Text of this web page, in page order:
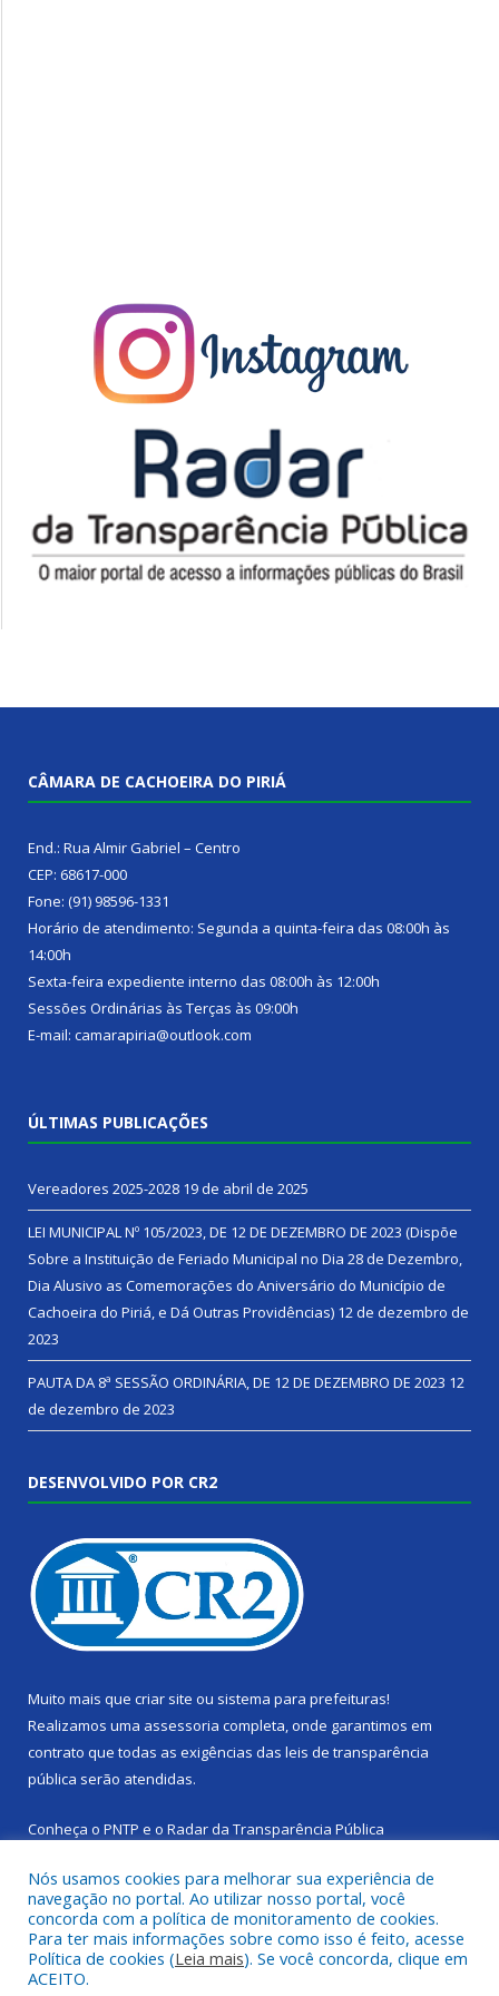
CÂMARA DE CACHOEIRA DO PIRIÁ
End.: Rua Almir Gabriel – Centro
CEP: 68617-000
Fone: (91) 98596-1331
Horário de atendimento: Segunda a quinta-feira das 08:00h às
14:00h
Sexta-feira expediente interno das 08:00h às 12:00h
Sessões Ordinárias às Terças às 09:00h
E-mail: camarapiria@outlook.com
ÚLTIMAS PUBLICAÇÕES
Vereadores 2025-2028 19 de abril de 2025
LEI MUNICIPAL Nº 105/2023, DE 12 DE DEZEMBRO DE 2023 (Dispõe
Sobre a Instituição de Feriado Municipal no Dia 28 de Dezembro,
Dia Alusivo as Comemorações do Aniversário do Município de
Cachoeira do Piriá, e Dá Outras Providências) 12 de dezembro de
2023
PAUTA DA 8ª SESSÃO ORDINÁRIA, DE 12 DE DEZEMBRO DE 2023 12
de dezembro de 2023
DESENVOLVIDO POR CR2
Muito mais que criar site ou sistema para prefeituras!
Realizamos uma assessoria completa, onde garantimos em
contrato que todas as exigências das leis de transparência
pública serão atendidas.
Conheça o PNTP e o Radar da Transparência Pública
Todos os direitos reservados a Câmara Municipal de Cachoeira
do Piriá.
Nós usamos cookies para melhorar sua experiência de
navegação no portal. Ao utilizar nosso portal, você
concorda com a política de monitoramento de cookies.
Para ter mais informações sobre como isso é feito, acesse
Política de cookies (Leia mais). Se você concorda, clique em
ACEITO.